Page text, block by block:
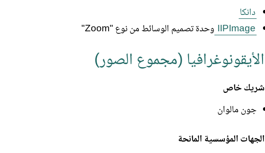
دانكا
IIPImage وحدة تصميم الوسائط من نوع "Zoom"
الأيقونوغرافيا (مجموع الصور)
شريك خاص
جون مالوان
الجهات المؤسسية المانحة